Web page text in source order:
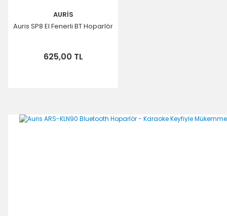
AURİS
Auris SP8 El Fenerli BT Hoparlör
625,00 TL